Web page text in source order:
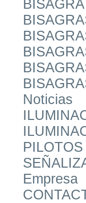
Noticias
Empresa